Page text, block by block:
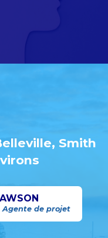
Smith
Agente de projet